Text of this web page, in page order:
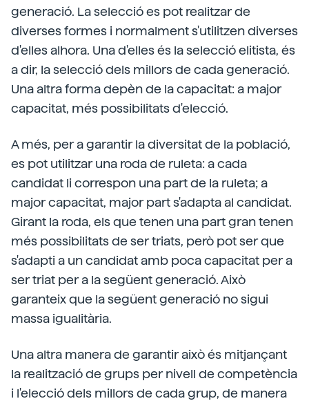
generació. La selecció es pot realitzar de
diverses formes i normalment s'utilitzen diverses
d'elles alhora. Una d'elles és la selecció elitista, és
a dir, la selecció dels millors de cada generació.
Una altra forma depèn de la capacitat: a major
capacitat, més possibilitats d'elecció.
A més, per a garantir la diversitat de la població,
es pot utilitzar una roda de ruleta: a cada
candidat li correspon una part de la ruleta; a
major capacitat, major part s'adapta al candidat.
Girant la roda, els que tenen una part gran tenen
més possibilitats de ser triats, però pot ser que
s'adapti a un candidat amb poca capacitat per a
ser triat per a la següent generació. Això
garanteix que la següent generació no sigui
massa igualitària.
Una altra manera de garantir això és mitjançant
la realització de grups per nivell de competència
i l'elecció dels millors de cada grup, de manera